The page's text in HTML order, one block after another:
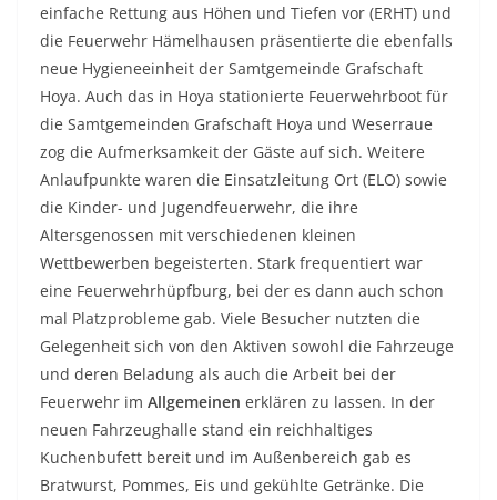
einfache Rettung aus Höhen und Tiefen vor (ERHT) und
die Feuerwehr Hämelhausen präsentierte die ebenfalls
neue Hygieneeinheit der Samtgemeinde Grafschaft
Hoya. Auch das in Hoya stationierte Feuerwehrboot für
die Samtgemeinden Grafschaft Hoya und Weserraue
zog die Aufmerksamkeit der Gäste auf sich. Weitere
Anlaufpunkte waren die Einsatzleitung Ort (ELO) sowie
die Kinder- und Jugendfeuerwehr, die ihre
Altersgenossen mit verschiedenen kleinen
Wettbewerben begeisterten. Stark frequentiert war
eine Feuerwehrhüpfburg, bei der es dann auch schon
mal Platzprobleme gab. Viele Besucher nutzten die
Gelegenheit sich von den Aktiven sowohl die Fahrzeuge
und deren Beladung als auch die Arbeit bei der
Feuerwehr im Allgemeinen erklären zu lassen. In der
neuen Fahrzeughalle stand ein reichhaltiges
Kuchenbufett bereit und im Außenbereich gab es
Bratwurst, Pommes, Eis und gekühlte Getränke. Die